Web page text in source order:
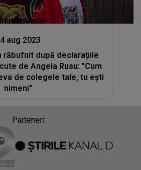
mondene
aug 2023
răbufnit după declarațiile
de Angela Rusu: "Cum
de colegele tale, tu ești
nimeni"
Parteneri: